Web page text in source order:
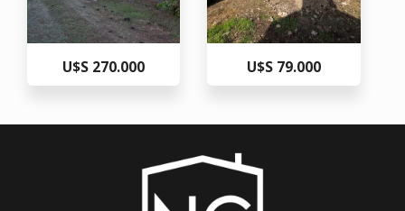
U$S 270.000 U$S 79.000